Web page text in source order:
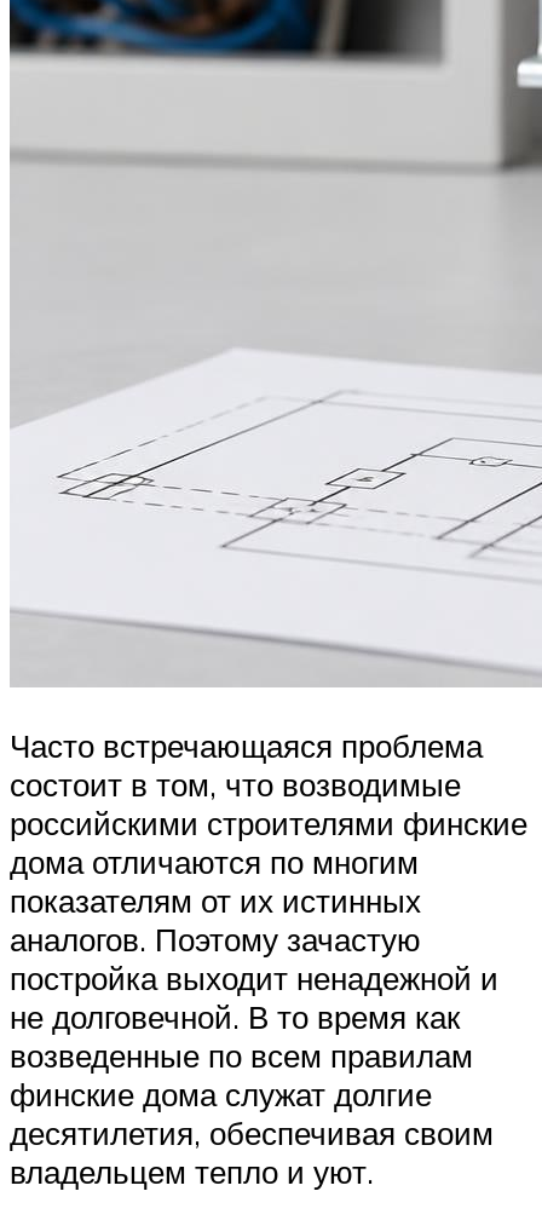
Часто встречающаяся проблема
состоит в том, что возводимые
российскими строителями финские
дома отличаются по многим
показателям от их истинных
аналогов. Поэтому зачастую
постройка выходит ненадежной и
не долговечной. В то время как
возведенные по всем правилам
финские дома служат долгие
десятилетия, обеспечивая своим
владельцем тепло и уют.